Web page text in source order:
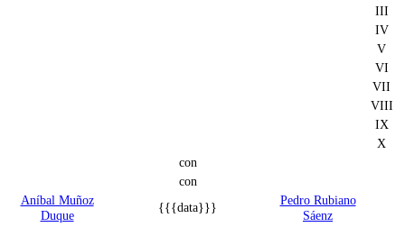
III
IV
V
VI
VII
VIII
IX
X
con
con
Aníbal Muñoz
Duque
{{{data}}}
Pedro Rubiano
Sáenz